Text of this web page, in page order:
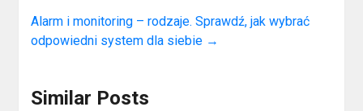
Alarm i monitoring – rodzaje. Sprawdź, jak wybrać
odpowiedni system dla siebie →
Similar Posts